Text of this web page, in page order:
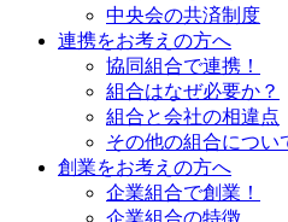
中央会の共済制度
連携をお考えの方へ
協同組合で連携！
組合はなぜ必要か？
組合と会社の相違点
その他の組合につい
創業をお考えの方へ
企業組合で創業！
企業組合の特徴